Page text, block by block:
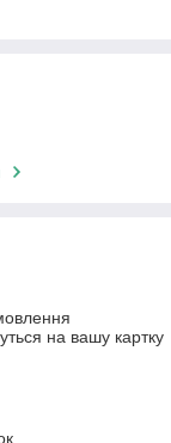
на вашу картку